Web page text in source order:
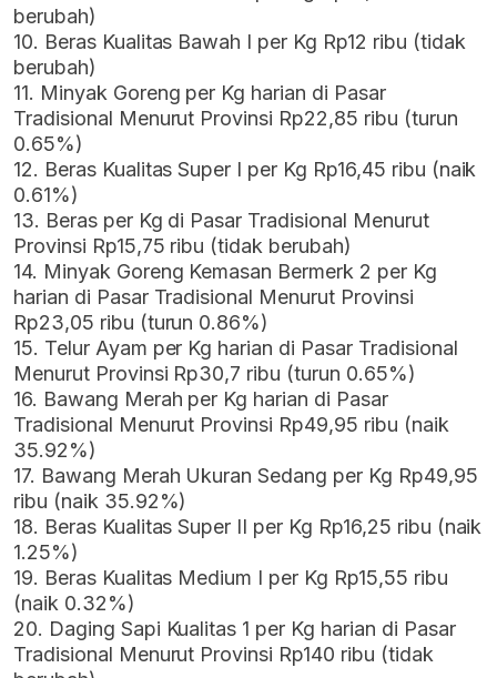
berubah)
10. Beras Kualitas Bawah I per Kg Rp12 ribu (tidak
berubah)
11. Minyak Goreng per Kg harian di Pasar
Tradisional Menurut Provinsi Rp22,85 ribu (turun
0.65%)
12. Beras Kualitas Super I per Kg Rp16,45 ribu (naik
0.61%)
13. Beras per Kg di Pasar Tradisional Menurut
Provinsi Rp15,75 ribu (tidak berubah)
14. Minyak Goreng Kemasan Bermerk 2 per Kg
harian di Pasar Tradisional Menurut Provinsi
Rp23,05 ribu (turun 0.86%)
15. Telur Ayam per Kg harian di Pasar Tradisional
Menurut Provinsi Rp30,7 ribu (turun 0.65%)
16. Bawang Merah per Kg harian di Pasar
Tradisional Menurut Provinsi Rp49,95 ribu (naik
35.92%)
17. Bawang Merah Ukuran Sedang per Kg Rp49,95
ribu (naik 35.92%)
18. Beras Kualitas Super II per Kg Rp16,25 ribu (naik
1.25%)
19. Beras Kualitas Medium I per Kg Rp15,55 ribu
(naik 0.32%)
20. Daging Sapi Kualitas 1 per Kg harian di Pasar
Tradisional Menurut Provinsi Rp140 ribu (tidak